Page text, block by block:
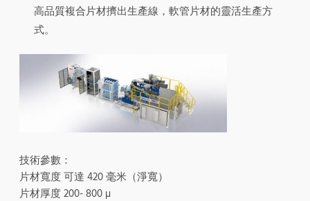
高品質複合片材擠出生產線，軟管片材的靈活生產方
式。
技術參數：
片材寬度 可達 420 毫米（淨寬）
片材厚度 200- 800 µ